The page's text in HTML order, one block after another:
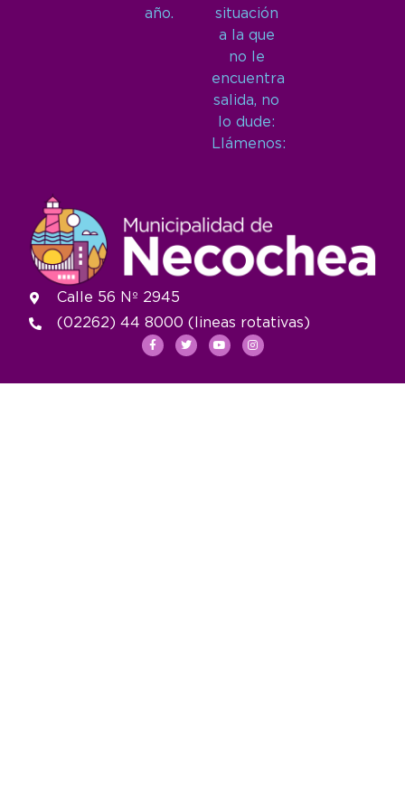
año.
situación
a la que
no le
encuentra
salida, no
lo dude:
Llámenos:
Calle 56 Nº 2945
(02262) 44 8000 (lineas rotativas)